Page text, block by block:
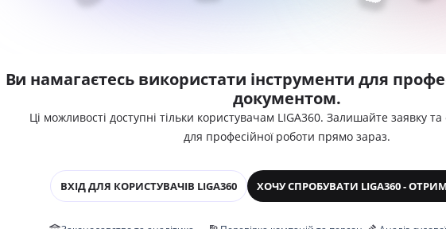
Ви намагаєтесь використати інструменти для
документом.
Ці можливості доступні тільки користувачам LIGA360. Залишайте заявку
для професійної роботи прямо зараз.
ВХІД ДЛЯ КОРИСТУВАЧІВ LIGA360 ХОЧУ СПРОБУВАТИ LIGA360 -